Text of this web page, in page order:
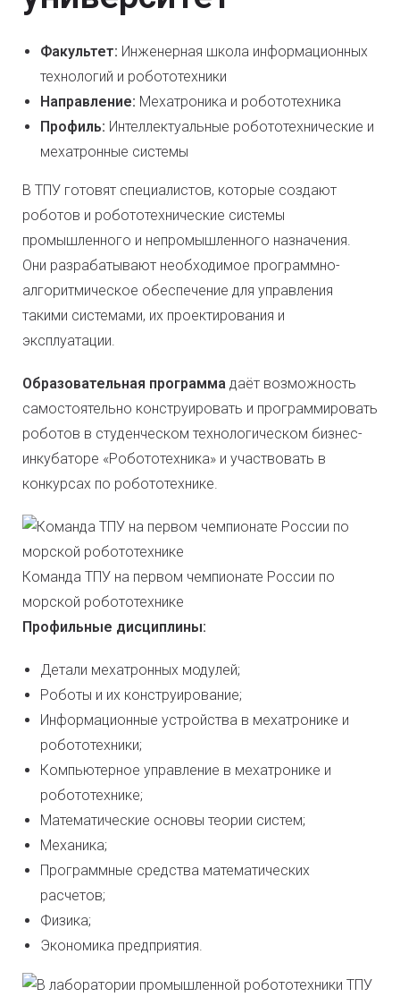
Факультет: Инженерная школа информационных
технологий и робототехники
Направление: Мехатроника и робототехника
Профиль: Интеллектуальные робототехнические и
мехатронные системы
В ТПУ готовят специалистов, которые создают
роботов и робототехнические системы
промышленного и непромышленного назначения.
Они разрабатывают необходимое программно-
алгоритмическое обеспечение для управления
такими системами, их проектирования и
эксплуатации.
Образовательная программа даёт возможность
самостоятельно конструировать и программировать
роботов в студенческом технологическом бизнес-
инкубаторе «Робототехника» и участвовать в
конкурсах по робототехнике.
Команда ТПУ на первом чемпионате России по
морской робототехнике
Профильные дисциплины:
Детали мехатронных модулей;
Роботы и их конструирование;
Информационные устройства в мехатронике и
робототехники;
Компьютерное управление в мехатронике и
робототехнике;
Математические основы теории систем;
Механика;
Программные средства математических
расчетов;
Физика;
Экономика предприятия.